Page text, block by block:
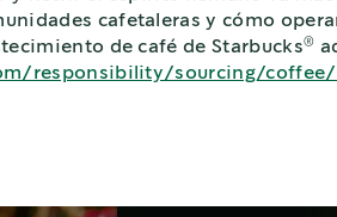
cafetaleras y cómo
de café de Starbucks®
responsibility/sourcing/coffee/